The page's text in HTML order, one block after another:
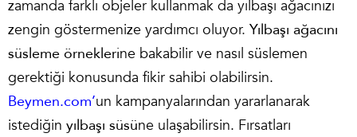
zamanda farklı objeler kullanmak da yılbaşı ağacınızı
zengin göstermenize yardımcı oluyor. Yılbaşı ağacını
süsleme örneklerine bakabilir ve nasıl süslemen
gerektiği konusunda fikir sahibi olabilirsin.
Beymen.com’un kampanyalarından yararlanarak
istediğin yılbaşı süsüne ulaşabilirsin. Fırsatları